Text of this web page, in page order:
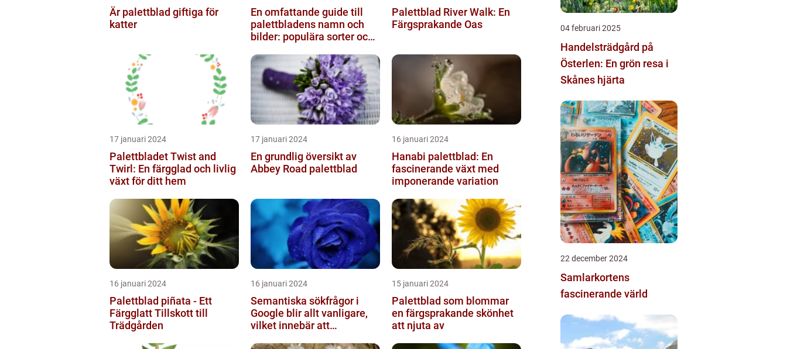
Är palettblad giftiga för
katter
En omfattande guide till
palettbladens namn och
bilder: populära sorter och
Palettblad River Walk: En
Färgsprakande Oas
17 januari 2024
Palettbladet Twist and
Twirl: En färgglad och livlig
växt för ditt hem
17 januari 2024
En grundlig översikt av
Abbey Road palettblad
16 januari 2024
Hanabi palettblad: En
fascinerande växt med
imponerande variation
16 januari 2024
Palettblad piñata - Ett
Färgglatt Tillskott till
Trädgården
16 januari 2024
Semantiska sökfrågor i
Google blir allt vanligare,
vilket innebär att
15 januari 2024
Palettblad som blommar
en färgsprakande skönhet
att njuta av
04 februari 2025
Handelsträdgård på
Österlen: En grön resa i
Skånes hjärta
22 december 2024
Samlarkortens
fascinerande värld